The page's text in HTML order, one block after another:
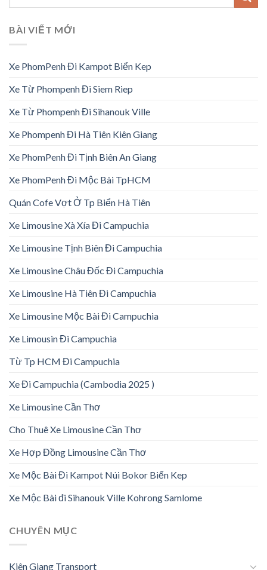
BÀI VIẾT MỚI
Xe PhomPenh Đi Kampot Biển Kep
Xe Từ Phompenh Đi Siem Riep
Xe Từ Phompenh Đi Sihanouk Ville
Xe Phompenh Đi Hà Tiên Kiên Giang
Xe PhomPenh Đi Tịnh Biên An Giang
Xe PhomPenh Đi Mộc Bài TpHCM
Quán Cofe Vợt Ở Tp Biển Hà Tiên
Xe Limousine Xà Xía Đi Campuchia
Xe Limousine Tịnh Biên Đi Campuchia
Xe Limousine Châu Đốc Đi Campuchia
Xe Limousine Hà Tiên Đi Campuchia
Xe Limousine Mộc Bài Đi Campuchia
Xe Limousin Đi Campuchia
Từ Tp HCM Đi Campuchia
Xe Đi Campuchia (Cambodia 2025 )
Xe Limousine Cần Thơ
Cho Thuê Xe Limousine Cần Thơ
Xe Hợp Đồng Limousine Cần Thơ
Xe Mộc Bài Đi Kampot Núi Bokor Biển Kep
Xe Mộc Bài đi Sihanouk Ville Kohrong Samlome
CHUYÊN MỤC
Kiên Giang Transport